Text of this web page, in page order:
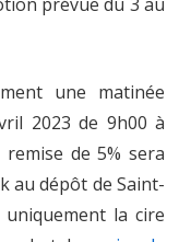
une matinée
2023 de 9h00 à
de 5% sera
au dépôt de Saint-
la cire